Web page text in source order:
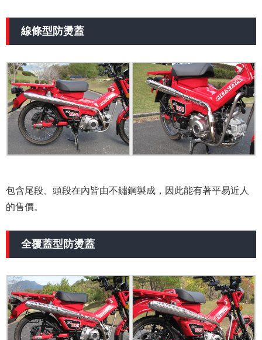
線條型防燙蓋
包含尾段、頭段在內皆由不鏽鋼製成，因此能有著平易近人
的售價。
全覆蓋型防燙蓋